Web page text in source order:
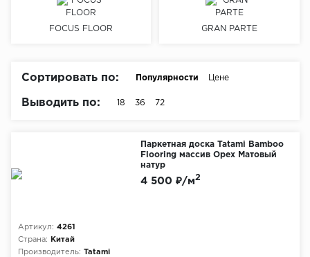
Инженерная доска
Плинтус
Стеновые панели
FOCUS FLOOR GRAN PARTE
Сортировать по: Популярности Цене
Выводить по: 18 36 72
Паркетная доска Tatami Bamboo
Flooring массив Орех Матовый
натур
Артикул: 4261
Страна:
Китай
Производитель: Tatami
4 500 ₽/м2